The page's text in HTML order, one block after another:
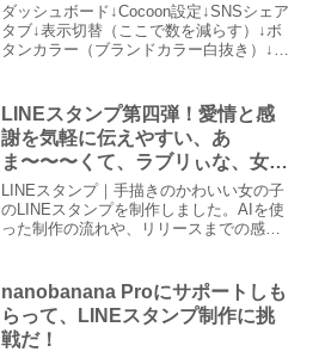
ダッシュボード↓Cocoon設定↓SNSシェア
タブ↓表示切替（ここで数を減らす）↓ボ
タンカラー（ブランドカラー白抜き）↓カ
コ内は、ロゴの横にサービス名が来る
よ、という...
LINEスタンプ第四弾！愛情と感
謝を気軽に伝えやすい、あ
ま〜〜〜くて、ラブリぃな、女の
子キャラのスタンプができました
♪
LINEスタンプ｜手描きのかわいい女の子
のLINEスタンプを制作しました。AIを使
った制作の流れや、リリースまでの感想
nanobanana Proにサポートしも
らって、LINEスタンプ制作に挑
戦だ！